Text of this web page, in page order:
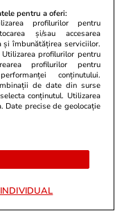
Reportaj
20:06
18:54
pentru a oferi:
profilurilor pentru
și/sau accesarea
îmbunătățirea serviciilor.
profilurilor pentru
profilurilor pentru
conținutului.
de date din surse
conținutul. Utilizarea
Date precise de geolocație